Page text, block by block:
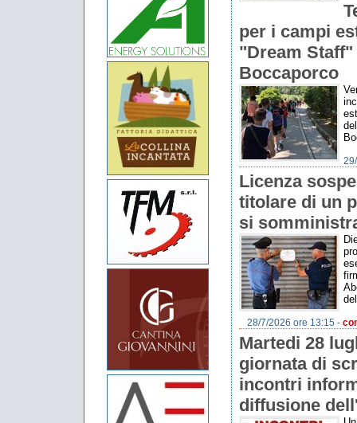
per i campi
"Dream
Boccaporco
Licenza
titolare di un
si
28/7/2026 ore 13:15 -
Martedi 28
giornata di
incontri
diffusione